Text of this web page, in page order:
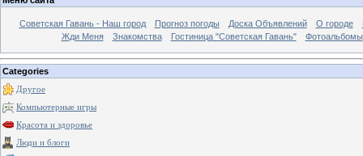
Советская Гавань - Наш город Прогноз погоды Доска Объявлений О городе
Жди Меня
Знакомства Гостиница "Советская Гавань" Фотоальбомы
Categories
Другое
Компьютерные игры
Красота и здоровье
Люди и блоги